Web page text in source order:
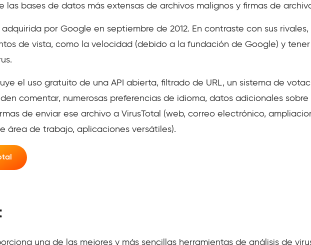
las bases de datos más extensas de archivos malignos y firmas de
por Google en septiembre de 2012. En contraste con sus
de vista, como la velocidad (debido a la fundación de Google) y
el uso gratuito de una API abierta, filtrado de URL, un sistema de
comentar, numerosas preferencias de idioma, datos adicionales
de enviar ese archivo a VirusTotal (web, correo electrónico,
área de trabajo, aplicaciones versátiles).
una de las mejores y más sencillas herramientas de análisis de